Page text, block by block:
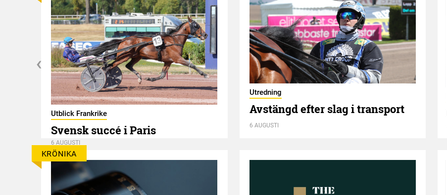
Utblick Frankrike
Svensk succé i Paris
6 AUGUSTI
Utredning
Avstängd efter slag i transport
6 AUGUSTI
KRÖNIKA